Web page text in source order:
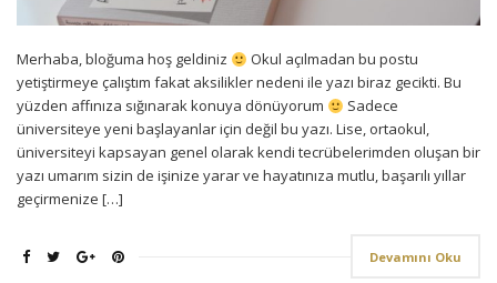
Merhaba, bloğuma hoş geldiniz
Okul açılmadan bu postu
yetiştirmeye çalıştım fakat aksilikler nedeni ile yazı biraz gecikti. Bu
yüzden affınıza sığınarak konuya dönüyorum
Sadece
üniversiteye yeni başlayanlar için değil bu yazı. Lise, ortaokul,
üniversiteyi kapsayan genel olarak kendi tecrübelerimden oluşan bir
yazı umarım sizin de işinize yarar ve hayatınıza mutlu, başarılı yıllar
geçirmenize […]
Devamını Oku